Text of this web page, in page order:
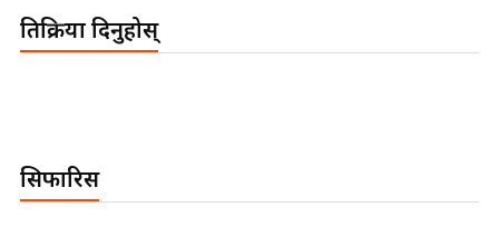
प्रतिक्रिया दिनुहोस्
सिफारिस